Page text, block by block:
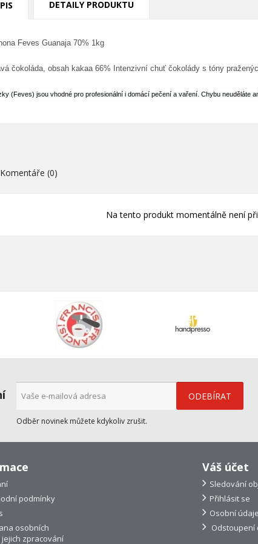
DETAILY PRODUKTU
Feves Guanaja 70% 1kg
čokoláda, obsah kakaa 66% Intenzivní chuť čokolády s tóny
(Feves) jsou vhodné pro profesionální i domácí pečení a vaření. Chybu neuděláte
Komentáře (0)
Na tento produkt momentálně není
Odběr novinek můžete kdykoliv zrušit.
podmínky
osobních
zpracování
Váš účet
Sledování
Přihlásit se
Osobní údaje
Odstoupení
seznam přání
Vytvořit nový seznam
seznam přání
seznamu přání
se
být přihlášen, abyste si mohli výrobky uložit do svého seznamu
Zrušit